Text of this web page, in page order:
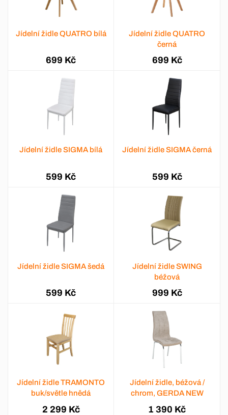
Jídelní židle QUATRO bílá
699 Kč
Jídelní židle QUATRO
černá
699 Kč
Jídelní židle SIGMA bílá
599 Kč
Jídelní židle SIGMA černá
599 Kč
Jídelní židle SIGMA šedá
599 Kč
Jídelní židle SWING
béžová
999 Kč
Jídelní židle TRAMONTO
buk/světle hnědá
2 299 Kč
Jídelní židle, béžová /
chrom, GERDA NEW
1 390 Kč